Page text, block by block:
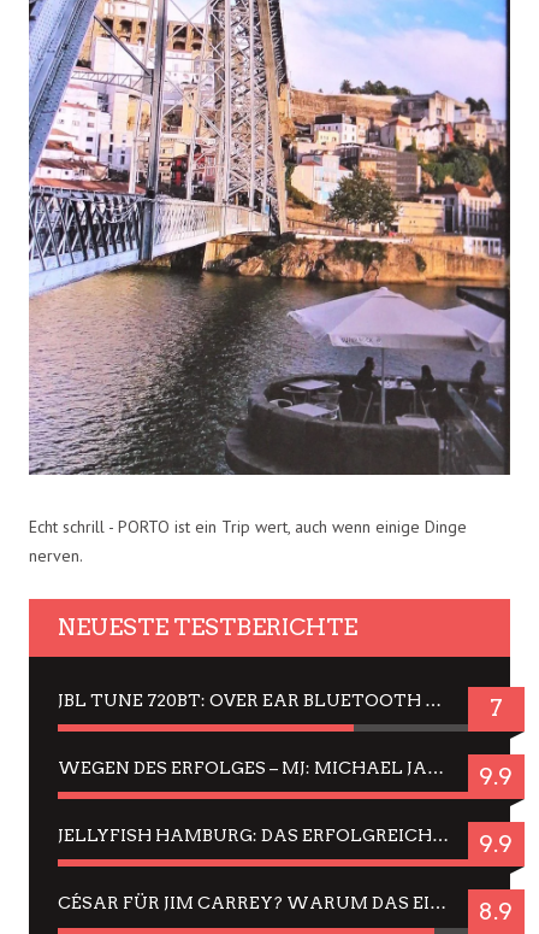
Echt schrill - PORTO ist ein Trip wert, auch wenn einige Dinge
nerven.
NEUESTE TESTBERICHTE
JBL TUNE 720BT: OVER EAR BLUETOOTH KOPFHÖRER UM DIE 50,-€ IM DAUER-TEST 7
WEGEN DES ERFOLGES – MJ: MICHAEL JACKSON MUSICAL IN EINER MATINEE SEHEN 9.9
JELLYFISH HAMBURG: DAS ERFOLGREICHE SOMMER-MENÜ 2025 IN GEFÜHLEN UND BILDERN 9.9
CÉSAR FÜR JIM CARREY? WARUM DAS EINER DER NERVIGSTEN ACTORS IST UND BLEIBT 8.9